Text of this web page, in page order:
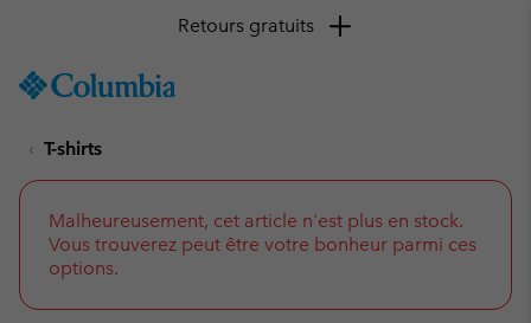
TO
SKIP
NAV
SKIP
TO
SEARCH
Retours gratuits
T-shirts
Malheureusement, cet article n'est plus en stock.
Vous trouverez peut être votre bonheur parmi ces
options.